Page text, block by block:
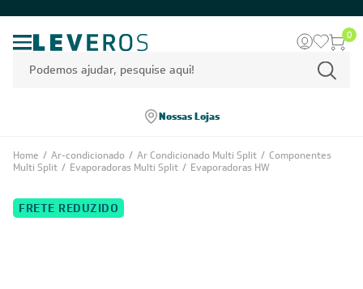
0
Nossas Lojas
Home / Ar-condicionado / Ar Condicionado Multi Split / Componentes
Multi Split / Evaporadoras Multi Split / Evaporadoras HW
FRETE REDUZIDO